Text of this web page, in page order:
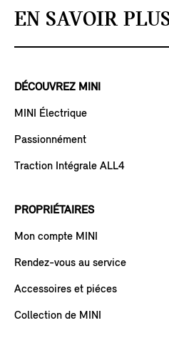
EN SAVOIR
DÉCOUVREZ MINI
MINI Électrique
Passionnément
Traction Intégrale ALL4
PROPRIÉTAIRES
Mon compte MINI
Rendez-vous au service
Accessoires et piéces
Collection de MINI